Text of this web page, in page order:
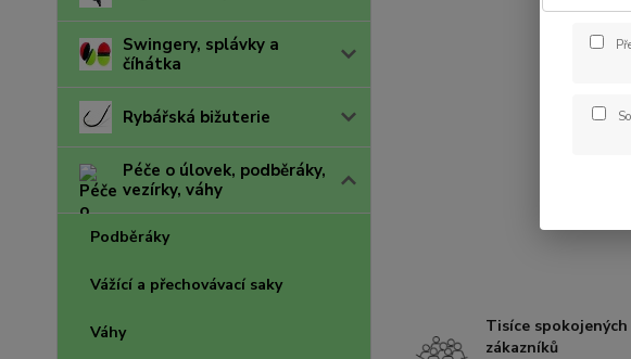
Swingery, splávky a
číhátka
Rybářská bižuterie
Péče o úlovek, podběráky,
vezírky, váhy
Podběráky
Vážící a přechovávací saky
Váhy
Tisíce spokojených
zákazníků